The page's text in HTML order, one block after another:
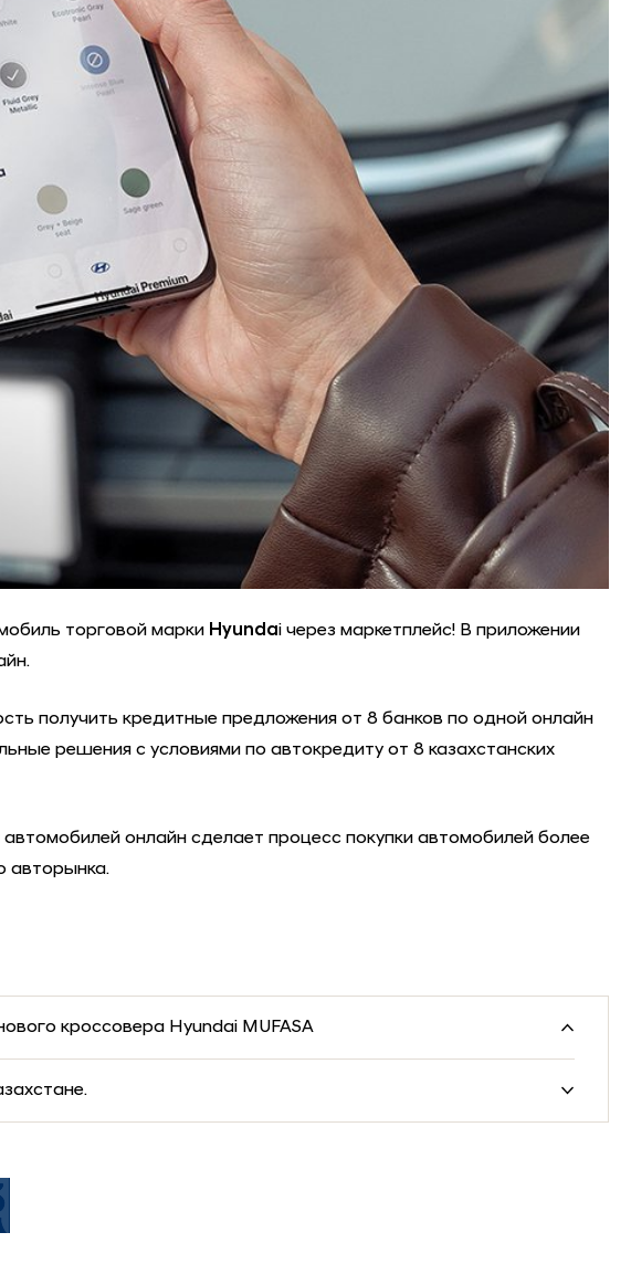
торговой марки Hyundai через маркетплейс! В приложении
получить кредитные предложения от 8 банков по одной онлайн
решения с условиями по автокредиту от 8 казахстанских
онлайн сделает процесс покупки автомобилей более
авторынка.
кроссовера Hyundai MUFASA